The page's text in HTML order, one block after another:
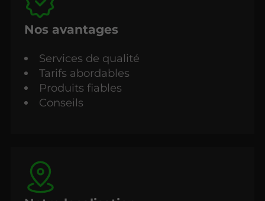
Nos avantages
Services de qualité
Tarifs abordables
Produits fiables
Conseils